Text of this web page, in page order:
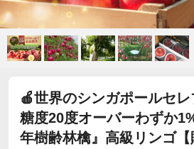
🍎世界のシンガポールセ
糖度20度オーバーわずか
年樹齢林檎』高級リンゴ